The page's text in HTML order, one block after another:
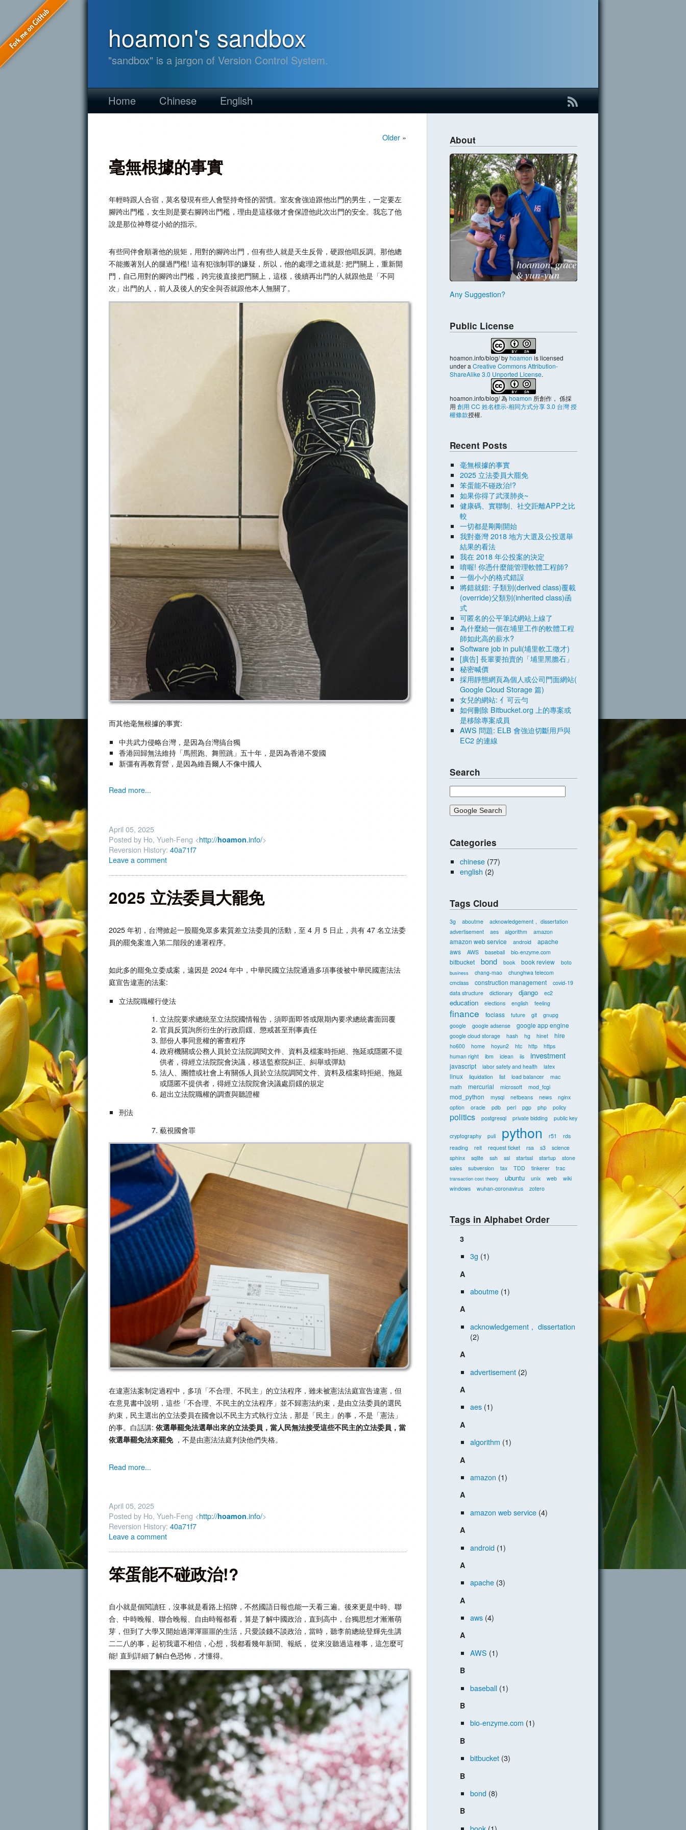
hoamon's sandbox
"sandbox" is a jargon of Version Control System.
B
Home Chinese English
Older »
毫無根據的事實
年輕時跟人合宿，莫名發現有些人會堅持奇怪的習慣。室友會強迫跟他出門的男生，一定要左
腳跨出門檻，女生則是要右腳跨出門檻，理由是這樣做才會保證他此次出門的安全。我忘了他
說是那位神尊從小給的指示。
有些同伴會順著他的規矩，用對的腳跨出門，但有些人就是天生反骨，硬跟他唱反調。那他總
不能搬著別人的腿過門檻! 這有犯強制罪的嫌疑，所以，他的處理之道就是: 把門關上，重新開
門，自己用對的腳跨出門檻，跨完後直接把門關上，這樣，後續再出門的人就跟他是「不同
次」出門的人，前人及後人的安全與否就跟他本人無關了。
而其他毫無根據的事實:
中共武力侵略台灣，是因為台灣搞台獨
香港回歸無法維持「馬照跑、舞照跳」五十年，是因為香港不愛國
新彊有再教育營，是因為維吾爾人不像中國人
Read more...
April 05, 2025
Posted by Ho, Yueh-Feng <http://hoamon.info/>
Reversion History: 40a71f7
Leave a comment
2025 立法委員大罷免
2025 年初，台灣掀起一股罷免眾多素質差立法委員的活動，至 4 月 5 日止，共有 47 名立法委
員的罷免案進入第二階段的連署程序。
如此多的罷免立委成案，遠因是 2024 年中，中華民國立法院通過多項事後被中華民國憲法法
庭宣告違憲的法案:
立法院職權行使法
立法院要求總統至立法院國情報告，須即面即答或限期內要求總統書面回覆
官員反質詢所衍生的行政罰鍰、懲戒甚至刑事責任
部份人事同意權的審查程序
政府機關或公務人員於立法院調閱文件、資料及檔案時拒絕、拖延或隱匿不提
供者，得經立法院院會決議，移送監察院糾正、糾舉或彈劾
法人、團體或社會上有關係人員於立法院調閱文件、資料及檔案時拒絕、拖延
或隱匿不提供者，得經立法院院會決議處罰鍰的規定
超出立法院職權的調查與聽證權
刑法
藐視國會罪
在違憲法案制定過程中，多項「不合理、不民主」的立法程序，雖未被憲法法庭宣告違憲，但
在意見書中說明，這些「不合理、不民主的立法程序」並不歸憲法約束，是由立法委員的選民
約束，民主選出的立法委員在國會以不民主方式執行立法，那是「民主」的事，不是「憲法」
的事。白話講: 依選舉罷免法選舉出來的立法委員，當人民無法接受這些不民主的立法委員，當
依選舉罷免法來罷免，不是由憲法法庭判決他們失格。
Read more...
April 05, 2025
Posted by Ho, Yueh-Feng <http://hoamon.info/>
Reversion History: 40a71f7
Leave a comment
笨蛋能不碰政治!?
自小就是個閱讀狂，沒事就是看路上招牌，不然國語日報也能一天看三遍。後來更是中時、聯
合、中時晚報、聯合晚報、自由時報都看，算是了解中國政治，直到高中，台獨思想才漸漸萌
芽，但到了大學又開始過渾渾噩噩的生活，只愛談錢不談政治，當時，聽李前總統登輝先生講
二二八的事，起初我還不相信，心想，我都看幾年新聞、報紙， 從來沒聽過這種事，這怎麼可
能! 直到詳細了解白色恐怖，才懂得。
About
Any Suggestion?
Public License
hoamon.info/blog/byhoamon is licensed
under a Creative Commons Attribution-
ShareAlike 3.0 Unported License.
hoamon.info/blog/為hoamon 所創作， 係採
用 創用 CC 姓名標示-相同方式分享 3.0 台灣 授
權條款授權.
Recent Posts
毫無根據的事實
2025 立法委員大罷免
笨蛋能不碰政治!?
如果你得了武漢肺炎~
健康碼、實聯制、社交距離APP之比
較
一切都是剛剛開始
我對臺灣 2018 地方大選及公投選舉
結果的看法
我在 2018 年公投案的決定
唷喔! 你憑什麼能管理軟體工程師?
一個小小的格式錯誤
將錯就錯: 子類別(derived class)覆載
(override)父類別(inherited class)函
式
可匿名的公平筆試網站上線了
為什麼給一個在埔里工作的軟體工程
師如此高的薪水?
Software job in puli(埔里軟工徵才)
[廣告] 長輩要拍賣的「埔里黑膽石」
秘密喊價
採用靜態網頁為個人或公司門面網站(
Google Cloud Storage 篇)
女兒的網站: 亻可云勻
如何刪除 Bitbucket.org 上的專案或
是移除專案成員
AWS 問題: ELB 會強迫切斷用戶與
EC2 的連線
Search
Categories
chinese (77)
english (2)
Tags Cloud
3g aboutme
acknowledgement， dissertation
advertisement
aes algorithm amazon
amazon web service android
apache
aws
AWS baseball bio-enzyme.com
bitbucket bond book book review boto
business chang-mao
chunghwa telecom
cmclass
construction management
covid-19
data structure
dictionary django ec2
education elections english feeling
finance foclass future git
gnupg
google
google adsense google app engine
google cloud storage hash hg hinet hire
ho600 home hoyun2 htc http
https
human right
ibm iclean iis investment
javascript labor safety and health latex
linux liquidation list load balancer
mac
math
mercurial microsoft mod_fcgi
mod_python mysql netbeans news
nginx
option
oracle pdb perl pgp php policy
politics postgresql private bidding public key
cryptography puli python r51
rds
reading
reit request ticket rsa s3
science
sphinx
sqlite ssh ssl startssl startup
stone
sales
subversion tax TDD tinkerer trac
transaction cost theory ubuntu unix web
wiki
windows
wuhan-coronavirus zotero
Tags in Alphabet Order
3
3g (1)
A
aboutme (1)
A
acknowledgement， dissertation
(2)
A
advertisement (2)
A
aes (1)
A
algorithm (1)
A
amazon (1)
A
amazon web service (4)
A
android (1)
A
apache (3)
A
aws (4)
A
AWS (1)
B
baseball (1)
B
bio-enzyme.com (1)
B
bitbucket (3)
B
bond (8)
B